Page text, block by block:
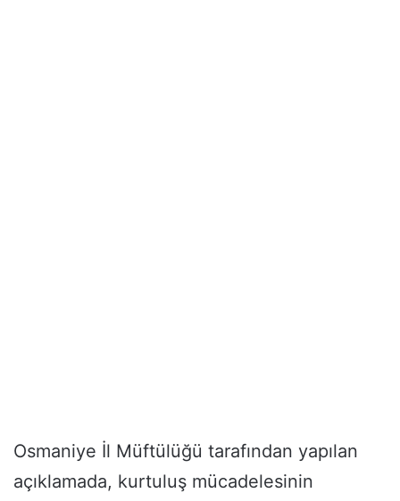
Osmaniye İl Müftülüğü tarafından yapılan
açıklamada, kurtuluş mücadelesinin